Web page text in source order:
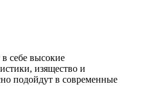
себе высокие
изящество и
подойдут в современные